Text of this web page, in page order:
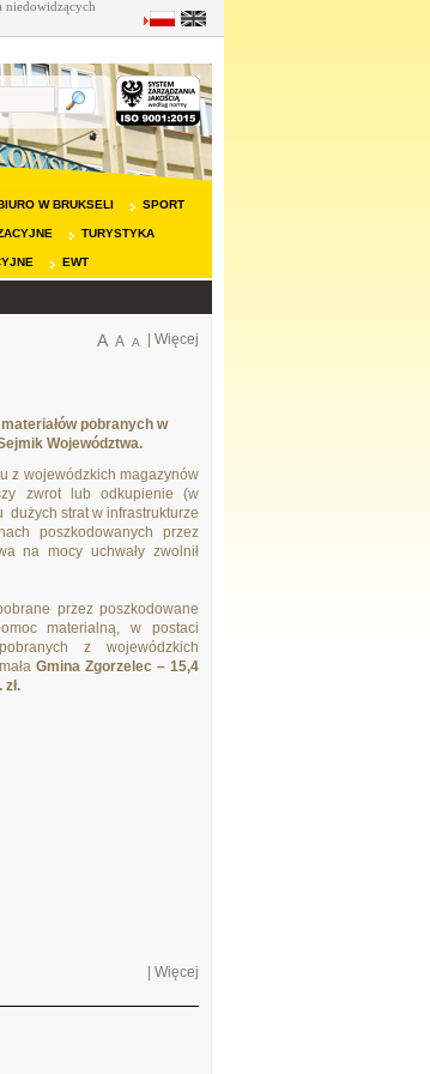
niedowidzących
W BRUKSELI SPORT
TURYSTYKA
EWT
Więcej
A A A
pobranych w
Województwa.
z wojewódzkich magazynów
zwrot lub odkupienie (w
strat w infrastrukturze
poszkodowanych przez
na mocy uchwały zwolnił
przez poszkodowane
materialną, w postaci
z wojewódzkich
Gmina Zgorzelec – 15,4
Więcej